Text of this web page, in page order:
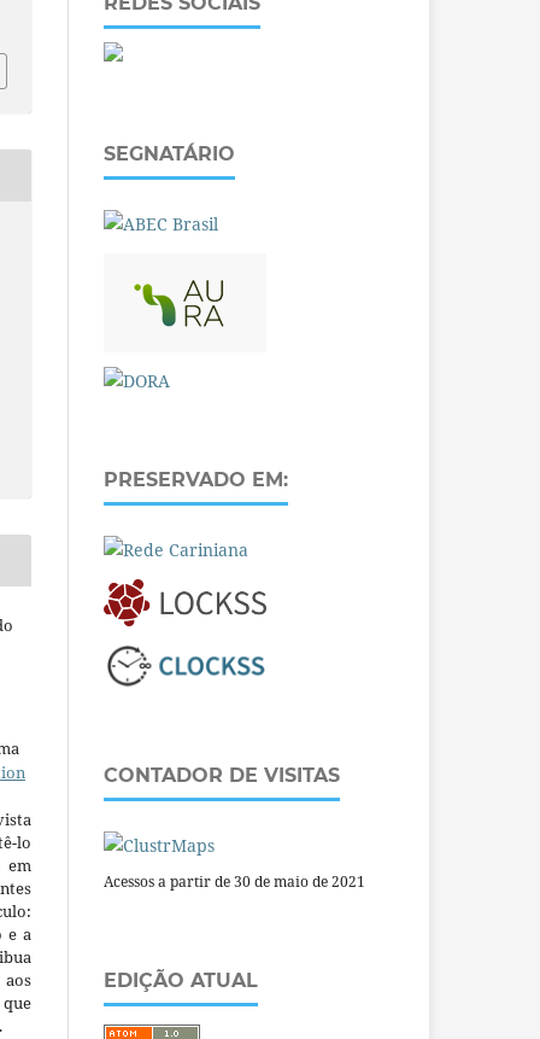
lo
em
e a
SEGNATÁRIO
PRESERVADO EM:
CONTADOR DE VISITAS
Acessos a partir de 30 de maio de 2021
EDIÇÃO ATUAL